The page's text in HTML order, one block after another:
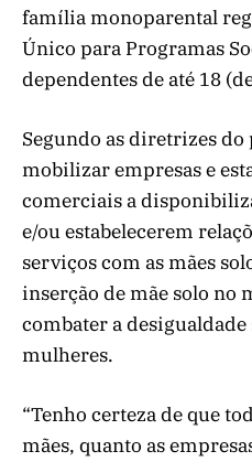
família monoparental
Único para Programas
dependentes de até 18
Segundo as diretrizes
mobilizar empresas e
comerciais a
e/ou estabelecerem
serviços com as mães
inserção de mãe solo no
combater a
mulheres.
“Tenho certeza de que
mães, quanto as